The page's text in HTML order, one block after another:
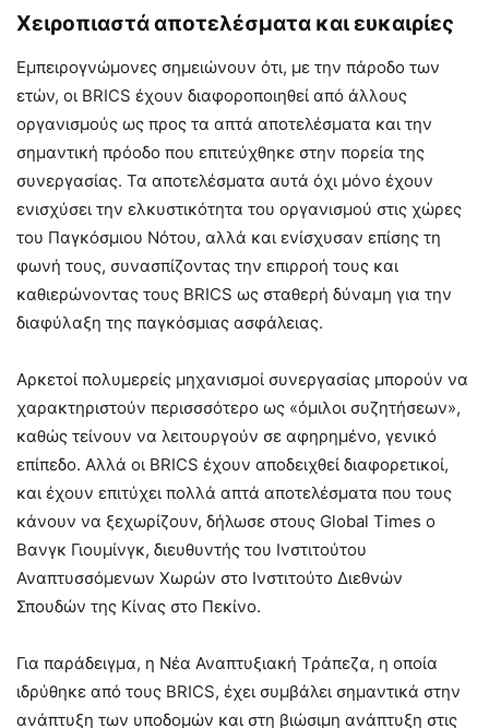
Χειροπιαστά αποτελέσματα και ευκαιρίες
Εμπειρογνώμονες σημειώνουν ότι, με την πάροδο των
ετών, οι BRICS έχουν διαφοροποιηθεί από άλλους
οργανισμούς ως προς τα απτά αποτελέσματα και την
σημαντική πρόοδο που επιτεύχθηκε στην πορεία της
συνεργασίας. Τα αποτελέσματα αυτά όχι μόνο έχουν
ενισχύσει την ελκυστικότητα του οργανισμού στις χώρες
του Παγκόσμιου Νότου, αλλά και ενίσχυσαν επίσης τη
φωνή τους, συνασπίζοντας την επιρροή τους και
καθιερώνοντας τους BRICS ως σταθερή δύναμη για την
διαφύλαξη της παγκόσμιας ασφάλειας.
Αρκετοί πολυμερείς μηχανισμοί συνεργασίας μπορούν να
χαρακτηριστούν περισσσότερο ως «όμιλοι συζητήσεων»,
καθώς τείνουν να λειτουργούν σε αφηρημένο, γενικό
επίπεδο. Αλλά οι BRICS έχουν αποδειχθεί διαφορετικοί,
και έχουν επιτύχει πολλά απτά αποτελέσματα που τους
κάνουν να ξεχωρίζουν, δήλωσε στους Global Times ο
Βανγκ Γιουμίνγκ, διευθυντής του Ινστιτούτου
Αναπτυσσόμενων Χωρών στο Ινστιτούτο Διεθνών
Σπουδών της Κίνας στο Πεκίνο.
Για παράδειγμα, η Νέα Αναπτυξιακή Τράπεζα, η οποία
ιδρύθηκε από τους BRICS, έχει συμβάλει σημαντικά στην
ανάπτυξη των υποδομών και στη βιώσιμη ανάπτυξη στις